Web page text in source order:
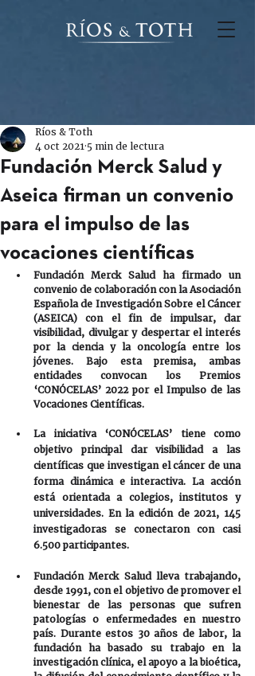
Fundación Merck Salud y
Aseica firman un convenio
para el impulso de las
vocaciones científicas
Ríos & Toth
4 oct 2021 5 min de lectura
Fundación Merck Salud ha firmado un
convenio de colaboración con la Asociación
Española de Investigación Sobre el Cáncer
(ASEICA) con el fin de impulsar, dar
visibilidad, divulgar y despertar el interés
por la ciencia y la oncología entre los
jóvenes. Bajo esta premisa, ambas
entidades convocan los Premios
‘CONÓCELAS’ 2022 por el Impulso de las
Vocaciones Científicas.
La iniciativa ‘CONÓCELAS’ tiene como
objetivo principal dar visibilidad a las
científicas que investigan el cáncer de una
forma dinámica e interactiva. La acción
está orientada a colegios, institutos y
universidades. En la edición de 2021, 145
investigadoras se conectaron con casi
6.500 participantes.
Fundación Merck Salud lleva trabajando,
desde 1991, con el objetivo de promover el
bienestar de las personas que sufren
patologías o enfermedades en nuestro
país. Durante estos 30 años de labor, la
fundación ha basado su trabajo en la
investigación clínica, el apoyo a la bioética,